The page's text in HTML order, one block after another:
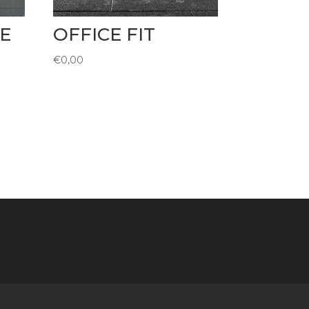
OFFICE FIT
€0,00